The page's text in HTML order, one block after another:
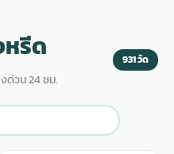
รีด
ด่วน 24 ชม.
931 วัด